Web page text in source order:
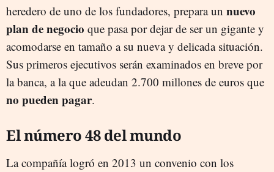
heredero de uno de los fundadores, prepara un nuevo
plan de negocio que pasa por dejar de ser un gigante y
acomodarse en tamaño a su nueva y delicada situación.
Sus primeros ejecutivos serán examinados en breve por
la banca, a la que adeudan 2.700 millones de euros que
no pueden pagar.
El número 48 del mundo
La compañía logró en 2013 un convenio con los